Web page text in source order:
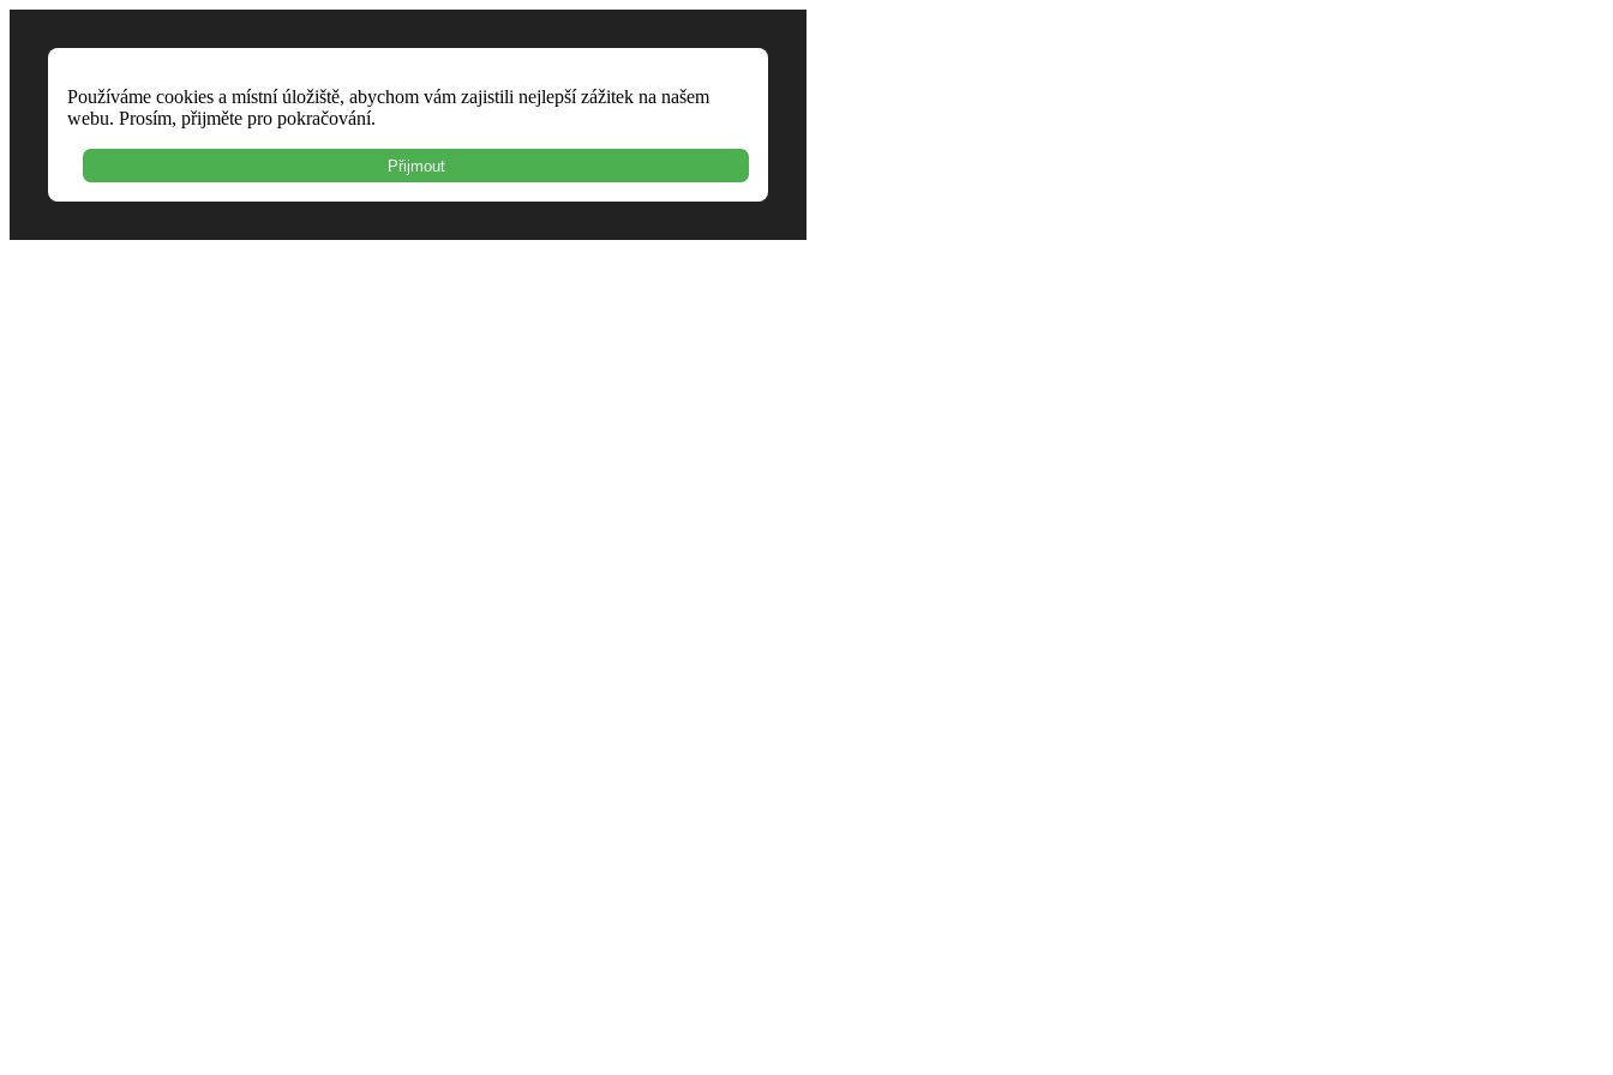
Používáme cookies a místní úložiště, abychom vám zajistili nejlepší zážitek na našem
webu. Prosím, přijměte pro pokračování.
Přijmout